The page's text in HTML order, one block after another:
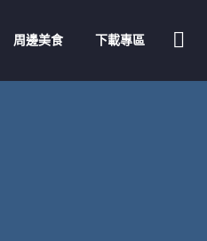
周邊美食 下載專區